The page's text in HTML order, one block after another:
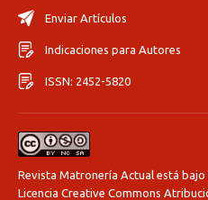
Enviar Artículos
Indicaciones para Autores
ISSN: 2452-5820
Revista Matronería Actual está bajo
Licencia Creative Commons